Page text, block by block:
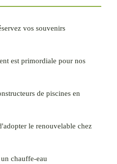
vos souvenirs
est primordiale pour nos
de piscines en
le renouvelable chez
chauffe-eau